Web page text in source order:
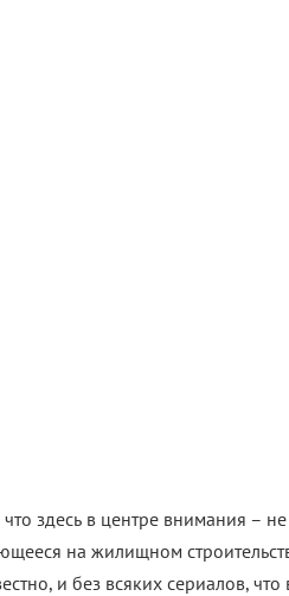
что здесь в центре внимания –
на жилищном
и без всяких сериалов,